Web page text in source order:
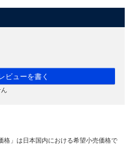
ビューを書く
格」は日本国内における希望小売価格で